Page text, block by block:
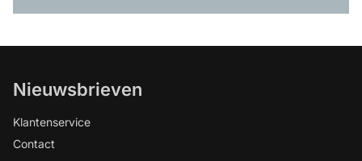
Nieuwsbrieven
Klantenservice
Contact